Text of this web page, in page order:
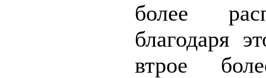
более
благодаря
втрое